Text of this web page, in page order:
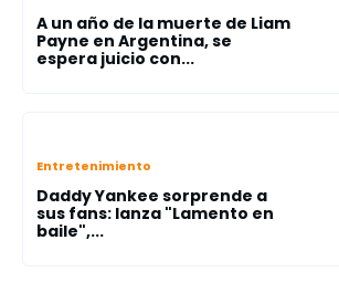
A un año de la muerte de Liam
Payne en Argentina, se
espera juicio con...
Entretenimiento
Daddy Yankee sorprende a
sus fans: lanza "Lamento en
baile",...